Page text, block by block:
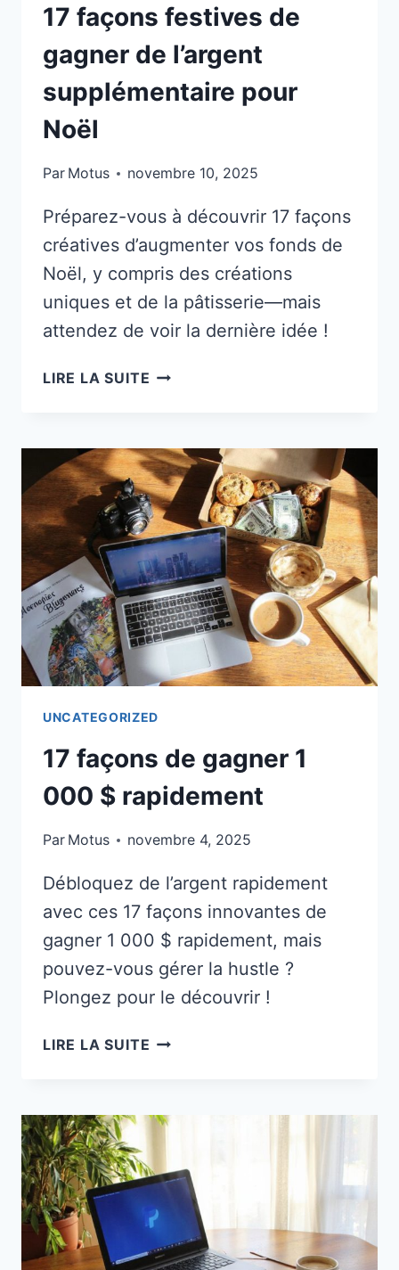
17 façons festives de
gagner de l’argent
supplémentaire pour
Noël
Par Motus novembre 10, 2025
Préparez-vous à découvrir 17 façons
créatives d’augmenter vos fonds de
Noël, y compris des créations
uniques et de la pâtisserie—mais
attendez de voir la dernière idée !
LIRE LA SUITE 17
GAGNER
DE
L’ARGENT
SUPPLÉMENTAIRE
POUR
NOËL
UNCATEGORIZED
17 façons de gagner 1
000 $ rapidement
Par Motus novembre 4, 2025
Débloquez de l’argent rapidement
avec ces 17 façons innovantes de
gagner 1 000 $ rapidement, mais
pouvez-vous gérer la hustle ?
Plongez pour le découvrir !
LIRE LA SUITE 17
$
RAPIDEMENT